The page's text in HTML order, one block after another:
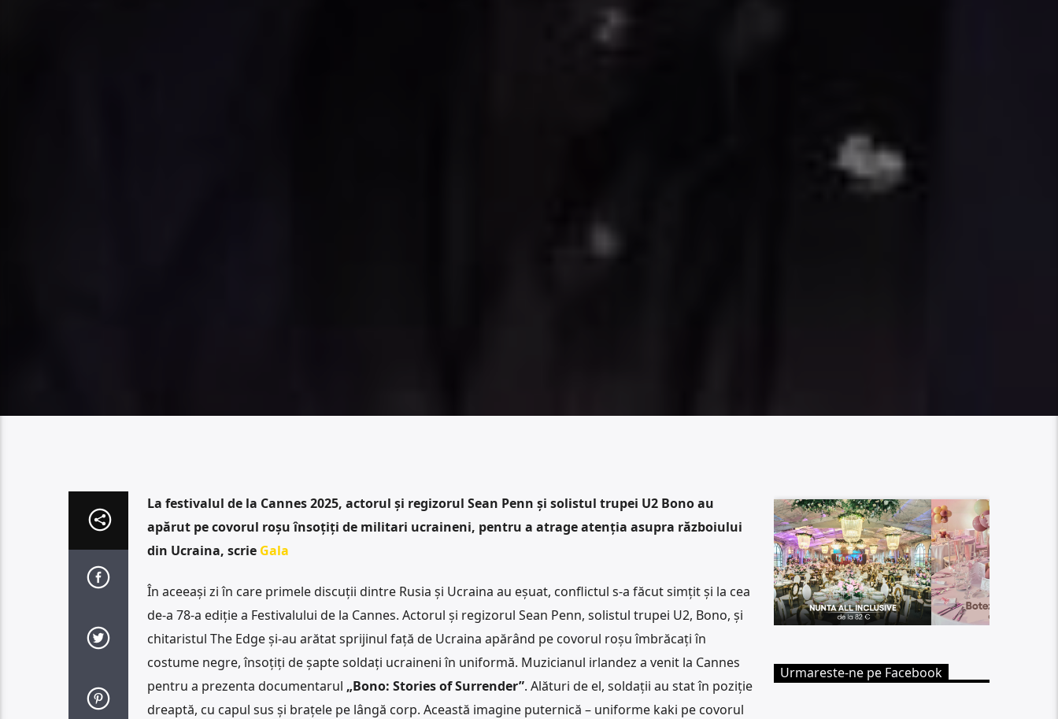
La festivalul de la Cannes 2025, actorul și regizorul Sean Penn și solistul trupei U2 Bono au
apărut pe covorul roșu însoțiți de militari ucraineni, pentru a atrage atenția asupra războiului
din Ucraina, scrie Gala
În aceeași zi în care primele discuții dintre Rusia și Ucraina au eșuat, conflictul s-a făcut simțit și la cea
de-a 78-a ediție a Festivalului de la Cannes. Actorul și regizorul Sean Penn, solistul trupei U2, Bono, și
chitaristul The Edge și-au arătat sprijinul față de Ucraina apărând pe covorul roșu îmbrăcați în
costume negre, însoțiți de șapte soldați ucraineni în uniformă. Muzicianul irlandez a venit la Cannes
pentru a prezenta documentarul „Bono: Stories of Surrender”. Alături de el, soldații au stat în poziție
dreaptă, cu capul sus și brațele pe lângă corp. Această imagine puternică – uniforme kaki pe covorul
Urmareste-ne pe Facebook